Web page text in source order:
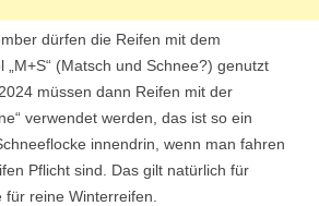
dürfen die Reifen mit dem
(Matsch und Schnee?) genutzt
müssen dann Reifen mit der
verwendet werden, das ist so ein
innendrin, wenn man fahren
Pflicht sind. Das gilt natürlich für
reine Winterreifen.